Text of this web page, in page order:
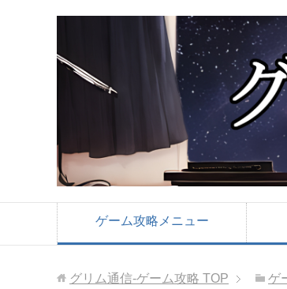
ゲーム攻略メニュー
グリム通信-ゲーム攻略 TOP ゲ